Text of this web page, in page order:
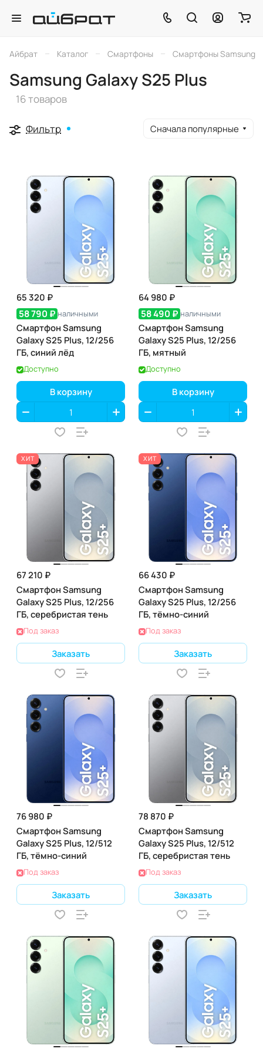
Айбрат – Каталог – Смартфоны – Смартфоны Samsung
Samsung Galaxy S25 Plus
16 товаров
Фильтр Сначала популярные
65 320 ₽
58 790 ₽ наличными
Смартфон Samsung
Galaxy S25 Plus, 12/256
ГБ, синий лёд
Доступно
В корзину
64 980 ₽
58 490 ₽ наличными
Смартфон Samsung
Galaxy S25 Plus, 12/256
ГБ, мятный
Доступно
В корзину
ХИТ
67 210 ₽
Смартфон Samsung
Galaxy S25 Plus, 12/256
ГБ, серебристая тень
Под заказ
Заказать
ХИТ
66 430 ₽
Смартфон Samsung
Galaxy S25 Plus, 12/256
ГБ, тёмно-синий
Под заказ
Заказать
76 980 ₽
Смартфон Samsung
Galaxy S25 Plus, 12/512
ГБ, тёмно-синий
Под заказ
Заказать
78 870 ₽
Смартфон Samsung
Galaxy S25 Plus, 12/512
ГБ, серебристая тень
Под заказ
Заказать